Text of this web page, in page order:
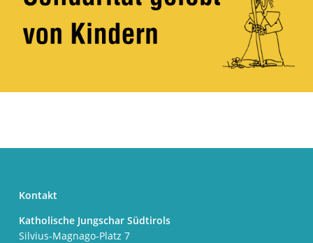
Kontakt
Katholische Jungschar Südtirols
Silvius-Magnago-Platz 7